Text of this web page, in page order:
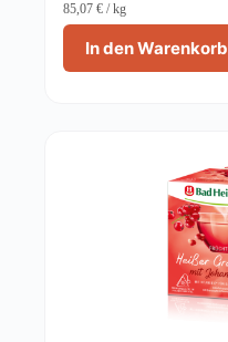
In den Warenkorb
85,07 € /kg